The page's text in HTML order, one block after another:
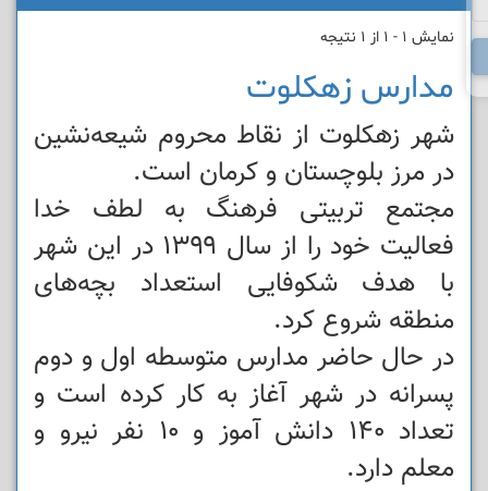
نمایش 1 - 1 از 1 نتیجه
مدارس زهکلوت
شهر زهکلوت از نقاط محروم شیعه‌نشین
در مرز بلوچستان و کرمان است.
مجتمع تربیتی فرهنگ به لطف خدا
فعالیت خود را از سال ۱۳۹۹ در این شهر
با هدف شکوفایی استعداد بچه‌های
منطقه شروع کرد.
در حال حاضر مدارس متوسطه اول و دوم
پسرانه در شهر آغاز به کار کرده است و
تعداد ۱۴۰ دانش آموز و ۱۰ نفر نیرو و
معلم دارد.